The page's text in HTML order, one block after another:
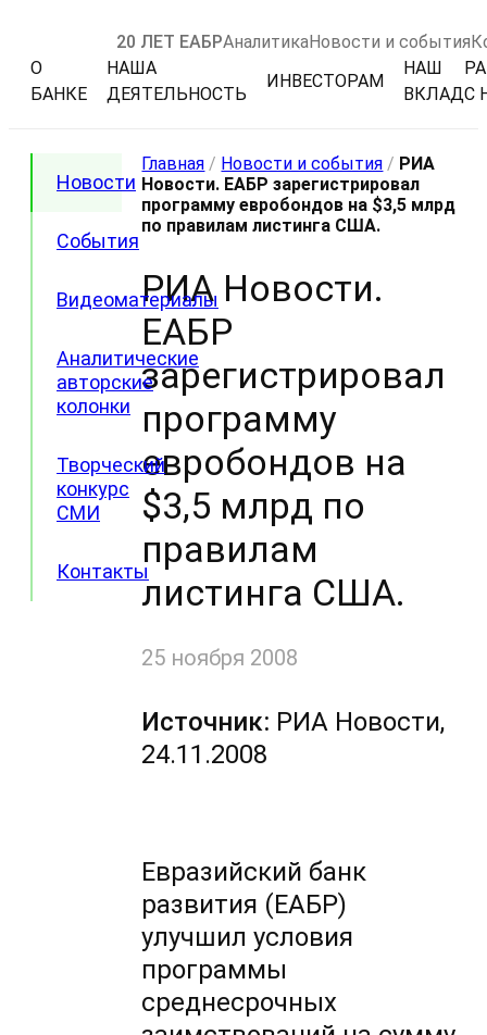
20 ЛЕТ ЕАБРАналитикаНовости и события
О
БАНКЕ
НАША
ДЕЯТЕЛЬНОСТЬ
ИНВЕСТОРАМ
НАШ
ВКЛАДС
Новости
События
Видеоматериалы
Аналитические
авторские
колонки
Творческий
конкурс
СМИ
Контакты
Главная / Новости и события / РИА
Новости. ЕАБР зарегистрировал
программу евробондов на $3,5 млрд
по правилам листинга США.
РИА Новости.
ЕАБР
зарегистрировал
программу
евробондов на
$3,5 млрд по
правилам
листинга США.
25 ноября 2008
Источник: РИА Новости,
24.11.2008
Евразийский банк
развития (ЕАБР)
улучшил условия
программы
среднесрочных